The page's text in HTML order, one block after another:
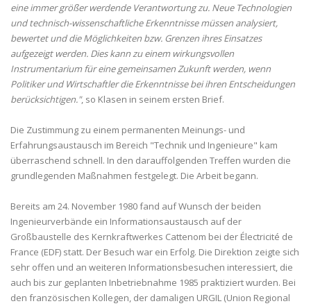
eine immer größer werdende Verantwortung zu. Neue Technologien
und technisch-wissenschaftliche Erkenntnisse müssen analysiert,
bewertet und die Möglichkeiten bzw. Grenzen ihres Einsatzes
aufgezeigt werden. Dies kann zu einem wirkungsvollen
Instrumentarium für eine gemeinsamen Zukunft werden, wenn
Politiker und Wirtschaftler die Erkenntnisse bei ihren Entscheidungen
berücksichtigen.", so Klasen in seinem ersten Brief.
Die Zustimmung zu einem permanenten Meinungs- und
Erfahrungsaustausch im Bereich "Technik und Ingenieure" kam
überraschend schnell. In den darauffolgenden Treffen wurden die
grundlegenden Maßnahmen festgelegt. Die Arbeit begann.
Bereits am 24. November 1980 fand auf Wunsch der beiden
Ingenieurverbände ein Informationsaustausch auf der
Großbaustelle des Kernkraftwerkes Cattenom bei der Électricité de
France (EDF) statt. Der Besuch war ein Erfolg. Die Direktion zeigte sich
sehr offen und an weiteren Informationsbesuchen interessiert, die
auch bis zur geplanten Inbetriebnahme 1985 praktiziert wurden. Bei
den französischen Kollegen, der damaligen URGIL (Union Regional